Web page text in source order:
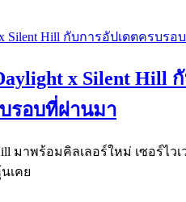
x Silent Hill
รอบที่ผ่านมา
มาพร้อมคิลเลอร์ใหม่ เซอร์ไ
เคย